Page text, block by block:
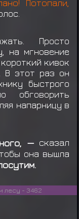
Потопали,
Просто
на мгновение
кивок
В этот раз он
быстрого
обговорить
напарницу в
— сказал
она вышла
лесу - 3462